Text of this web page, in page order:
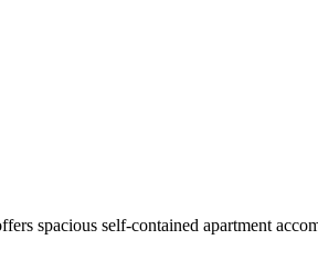
spacious self-contained apartment